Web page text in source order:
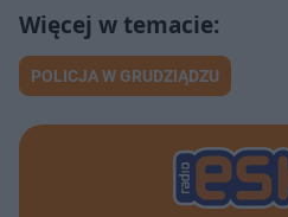
POLICJA W GRUDZIĄDZU